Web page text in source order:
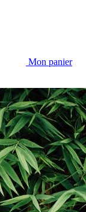
Mon panier